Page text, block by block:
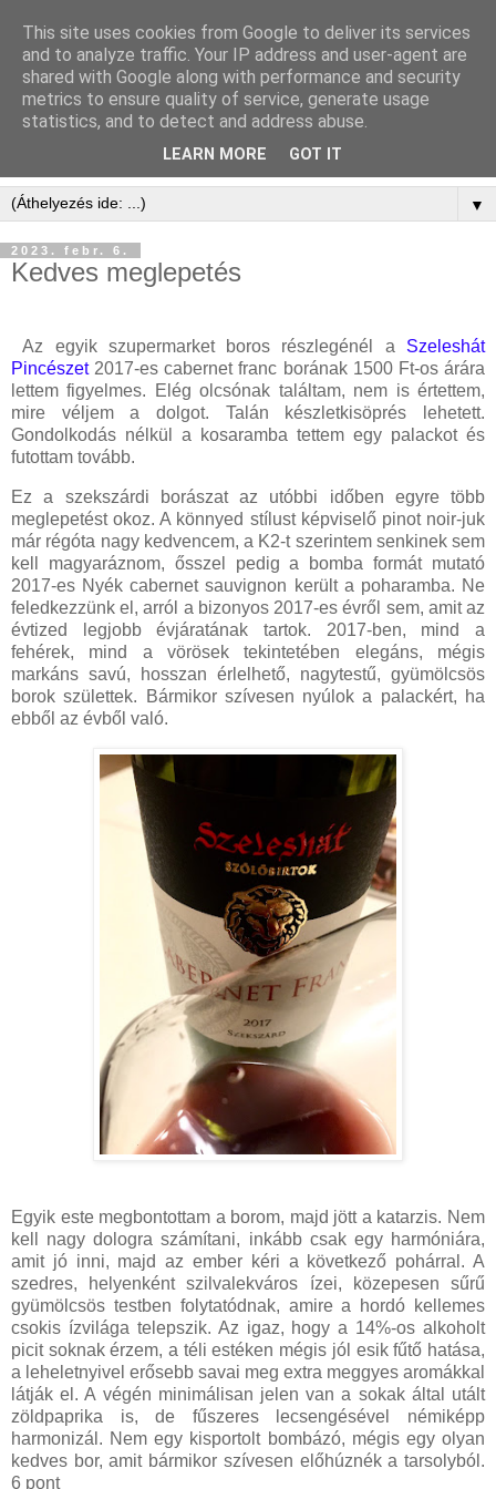
▼
2023. febr. 6.
Kedves meglepetés
Az egyik szupermarket boros részlegénél a Szeleshát
Pincészet2017-es cabernet franc borának 1500 Ft-os árára
lettem figyelmes. Elég olcsónak találtam, nem is értettem,
mire véljem a dolgot. Talán készletkisöprés lehetett.
Gondolkodás nélkül a kosaramba tettem egy palackot és
futottam tovább.
Ez a szekszárdi borászat az utóbbi időben egyre több
meglepetést okoz. A könnyed stílust képviselő pinot noir-juk
már régóta nagy kedvencem, a K2-t szerintem senkinek sem
kell magyaráznom, ősszel pedig a bomba formát mutató
2017-es Nyék cabernet sauvignon került a poharamba. Ne
feledkezzünk el, arról a bizonyos 2017-es évről sem, amit az
évtized legjobb évjáratának tartok. 2017-ben, mind a
fehérek, mind a vörösek tekintetében elegáns, mégis
markáns savú, hosszan érlelhető, nagytestű, gyümölcsös
borok születtek. Bármikor szívesen nyúlok a palackért, ha
ebből az évből való.
Egyik este megbontottam a borom, majd jött a katarzis. Nem
kell nagy dologra számítani, inkább csak egy harmóniára,
amit jó inni, majd az ember kéri a következő pohárral. A
szedres, helyenként szilvalekváros ízei, közepesen sűrű
gyümölcsös testben folytatódnak, amire a hordó kellemes
csokis ízvilága telepszik. Az igaz, hogy a 14%-os alkoholt
picit soknak érzem, a téli estéken mégis jól esik fűtő hatása,
a leheletnyivel erősebb savai meg extra meggyes aromákkal
látják el. A végén minimálisan jelen van a sokak által utált
zöldpaprika is, de fűszeres lecsengésével némiképp
harmonizál. Nem egy kisportolt bombázó, mégis egy olyan
kedves bor, amit bármikor szívesen előhúznék a tarsolyból.
6 pont
This site uses cookies from Google to deliver its services
and to analyze traffic. Your IP address and user-agent are
shared with Google along with performance and security
metrics to ensure quality of service, generate usage
statistics, and to detect and address abuse.
LEARN MORE GOT IT